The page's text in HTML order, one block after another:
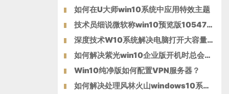
如何在U大师win10系统中应用特效主题
技术员细说微软称win10预览版10547最快将于9月19日推送的方法?
深度技术W10系统解决电脑打开大容量的word文件就会很慢问题
如何解决紫光win10企业版开机时总会自动登录腾讯QQ的问题？
Win10纯净版如何配置VPN服务器？
如何解决处理风林火山windows10系统电脑提示“驱动器中没有软盘